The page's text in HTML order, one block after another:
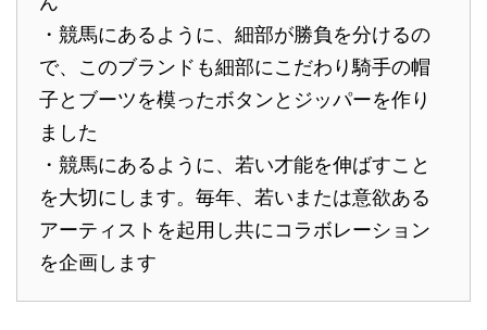
・競馬にあるように、細部が勝負を分けるの
で、このブランドも細部にこだわり騎手の帽
子とブーツを模ったボタンとジッパーを作り
ました
・競馬にあるように、若い才能を伸ばすこと
を大切にします。毎年、若いまたは意欲ある
アーティストを起用し共にコラボレーション
を企画します